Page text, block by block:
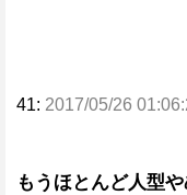
41: 2017/05/26
もうほとんど人型